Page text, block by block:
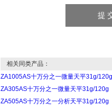
相关同类产品：
ZA1005AS十万分之一微量天平31g/120g
ZA305AS十万分之一微量天平31g/120g
ZA505AS十万分之一分析天平31g/120g